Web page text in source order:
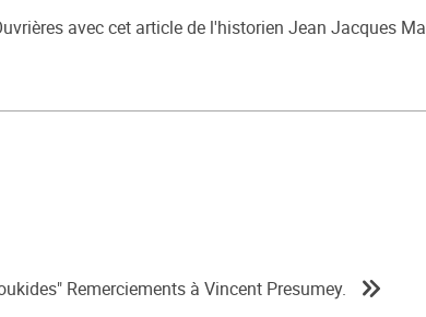
avec cet article de l'historien Jean Jacques
Remerciements à Vincent Presumey.